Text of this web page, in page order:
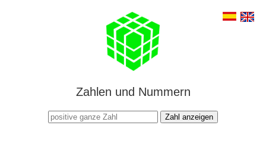
Zahlen und Nummern
Zahl anzeigen